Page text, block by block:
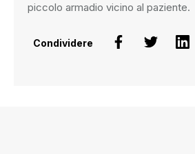
piccolo armadio vicino al paziente.
Condividere